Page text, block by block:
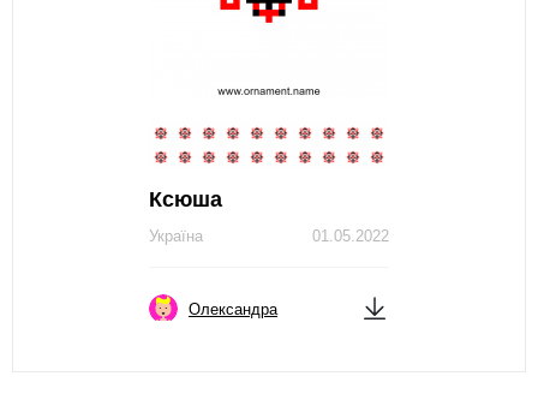
Ксюша
01.05.2022
Україна
Олександра